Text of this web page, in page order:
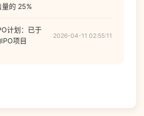
量的 25%
计划：已于
项目
2026-04-11 02:55:11